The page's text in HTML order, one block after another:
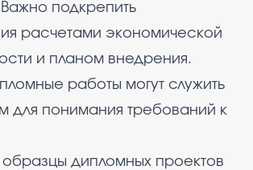
подкрепить
расчетами экономической
и планом внедрения.
работы могут служить
для понимания требований к
дипломных проектов